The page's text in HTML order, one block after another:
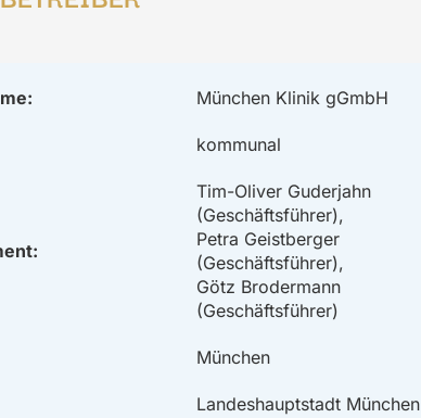
München Klinik gGmbH
kommunal
Tim-Oliver Guderjahn
(Geschäftsführer),
Petra Geistberger
(Geschäftsführer),
Götz Brodermann
(Geschäftsführer)
München
Landeshauptstadt München